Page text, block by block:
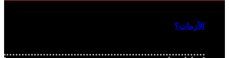
الأزمات؟